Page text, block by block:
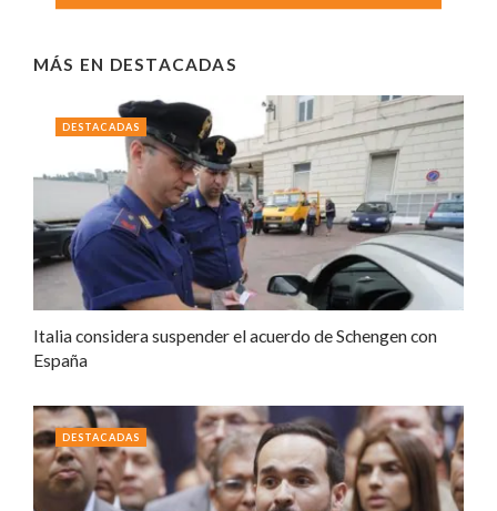
MÁS EN DESTACADAS
Italia considera suspender el acuerdo de Schengen con
España
DESTACADAS
DESTACADAS